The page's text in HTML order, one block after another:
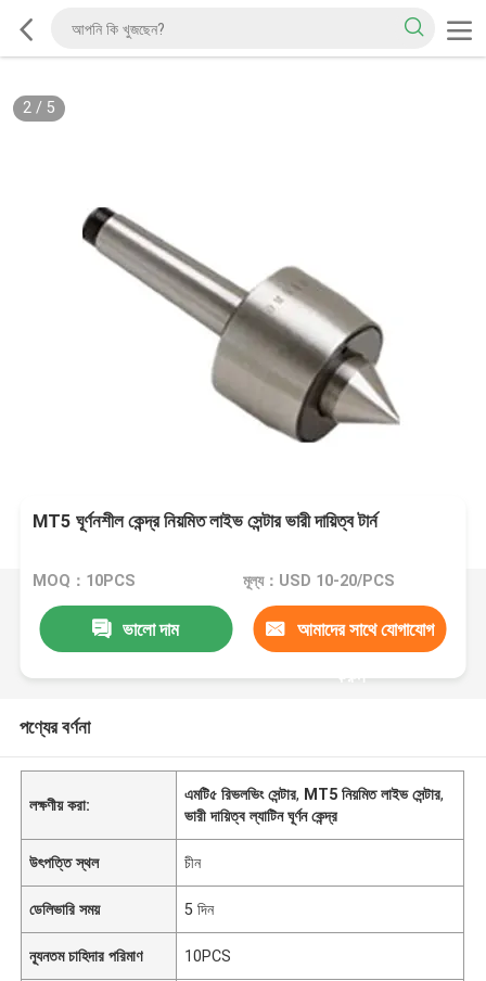
2/ 5
MT5 ঘূর্ণনশীল কেন্দ্র নিয়মিত লাইভ সেন্টার ভারী দায়িত্ব টার্ন
MOQ：10PCS মূল্য：USD 10-20/PCS
ভালো দাম আমাদের সাথে যোগাযোগ
করুন
পণ্যের বর্ণনা
লক্ষণীয় করা:
এমটি৫ রিভলভিং সেন্টার, MT5 নিয়মিত লাইভ সেন্টার,
ভারী দায়িত্ব ল্যাটিন ঘূর্ণন কেন্দ্র
উৎপত্তি স্থল চীন
ডেলিভারি সময় 5 দিন
ন্যূনতম চাহিদার পরিমাণ 10PCS